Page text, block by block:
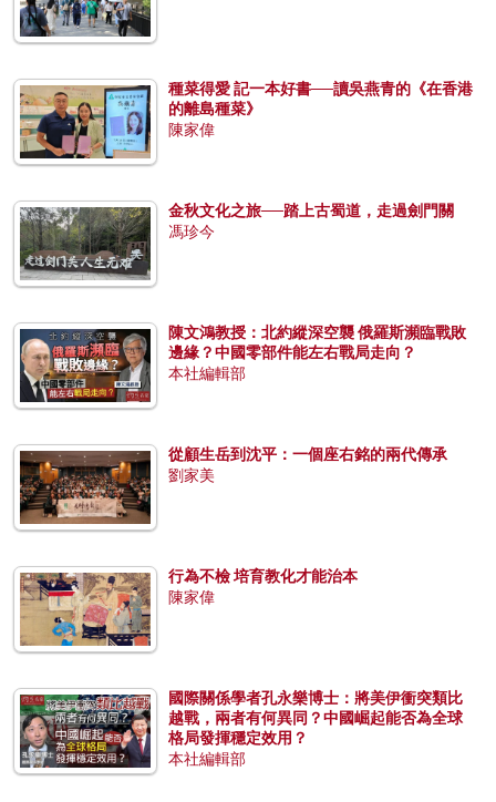
種菜得愛 記一本好書──讀吳燕青的《在香港
的離島種菜》
陳家偉
金秋文化之旅──踏上古蜀道，走過劍門關
馮珍今
陳文鴻教授：北約縱深空襲 俄羅斯瀕臨戰敗
邊緣？中國零部件能左右戰局走向？
本社編輯部
從顧生岳到沈平：一個座右銘的兩代傳承
劉家美
行為不檢 培育教化才能治本
陳家偉
國際關係學者孔永樂博士：將美伊衝突類比
越戰，兩者有何異同？中國崛起能否為全球
格局發揮穩定效用？
本社編輯部